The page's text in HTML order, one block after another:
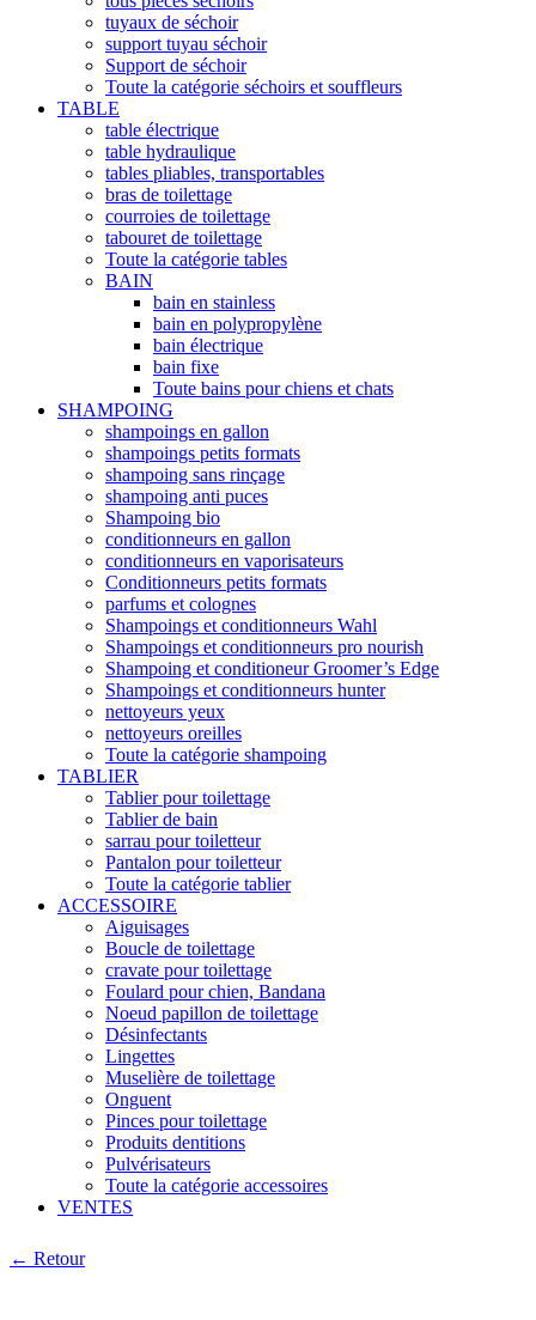
tuyaux de séchoir
support tuyau séchoir
Support de séchoir
Toute la catégorie séchoirs et souffleurs
TABLE
table électrique
table hydraulique
tables pliables, transportables
bras de toilettage
courroies de toilettage
tabouret de toilettage
Toute la catégorie tables
BAIN
bain en stainless
bain en polypropylène
bain électrique
bain fixe
Toute bains pour chiens et chats
SHAMPOING
shampoings en gallon
shampoings petits formats
shampoing sans rinçage
shampoing anti puces
Shampoing bio
conditionneurs en gallon
conditionneurs en vaporisateurs
Conditionneurs petits formats
parfums et colognes
Shampoings et conditionneurs Wahl
Shampoings et conditionneurs pro nourish
Shampoing et conditioneur Groomer’s Edge
Shampoings et conditionneurs hunter
nettoyeurs yeux
nettoyeurs oreilles
Toute la catégorie shampoing
TABLIER
Tablier pour toilettage
Tablier de bain
sarrau pour toiletteur
Pantalon pour toiletteur
Toute la catégorie tablier
ACCESSOIRE
Aiguisages
Boucle de toilettage
cravate pour toilettage
Foulard pour chien, Bandana
Noeud papillon de toilettage
Désinfectants
Lingettes
Muselière de toilettage
Onguent
Pinces pour toilettage
Produits dentitions
Pulvérisateurs
Toute la catégorie accessoires
VENTES
← Retour